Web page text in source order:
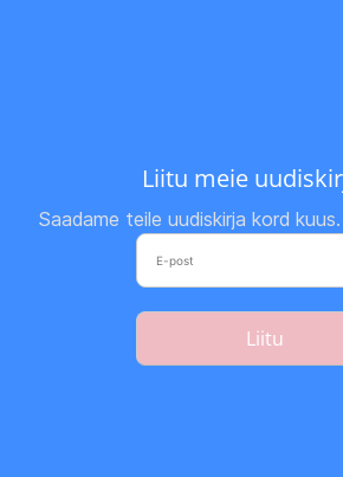
Liitu meie
Saadame teile uudiskirja kord
Liitu